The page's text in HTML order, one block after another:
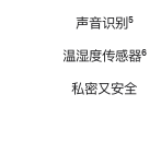
声音识别脚
⁵
温湿度传感器脚
⁶
私密又安全